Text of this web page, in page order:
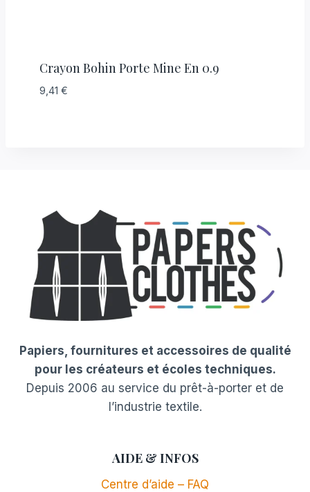
Crayon Bohin Porte Mine En 0.9
9,41 €
Papiers, fournitures et accessoires de qualité
pour les créateurs et écoles techniques.
Depuis 2006 au service du prêt-à-porter et de
l’industrie textile.
AIDE & INFOS
Centre d’aide – FAQ